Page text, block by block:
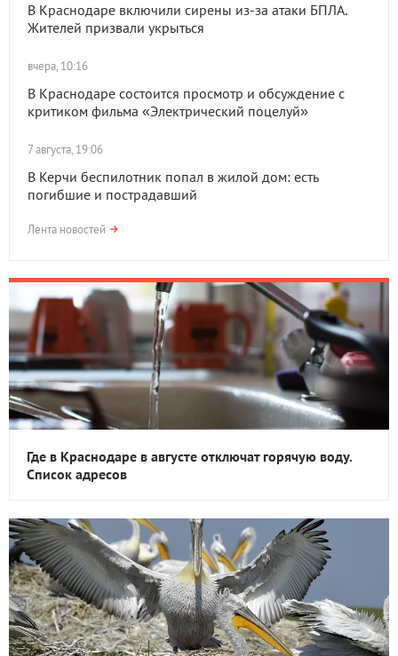
В Краснодаре включили сирены из-за атаки БПЛА.
Жителей призвали укрыться
вчера, 10:16
В Краснодаре состоится просмотр и обсуждение с
критиком фильма «Электрический поцелуй»
7 августа, 19:06
В Керчи беспилотник попал в жилой дом: есть
погибшие и пострадавший
Лента новостей
Где в Краснодаре в августе отключат горячую воду.
Список адресов